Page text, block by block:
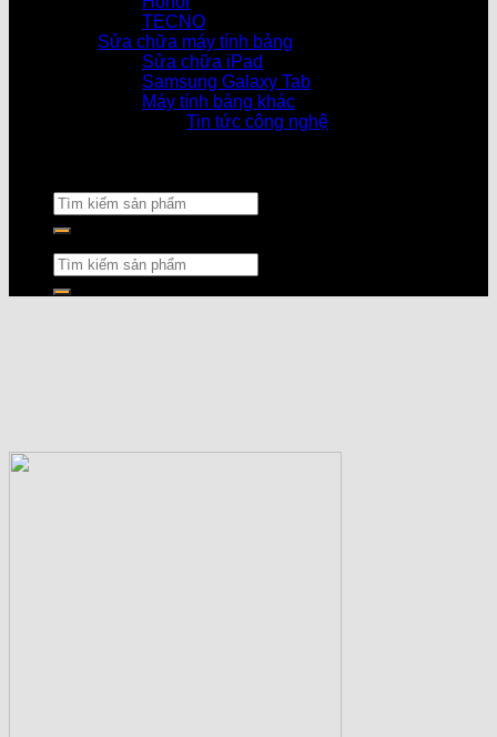
TECNO
Sửa chữa máy tính bảng
Sửa chữa iPad
Samsung Galaxy Tab
Máy tính bảng khác
Tin tức công nghệ